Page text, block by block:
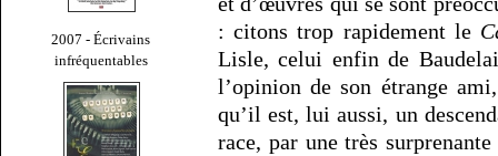
2007 - Écrivains
infréquentables
: citons trop rapidement le
Lisle, celui enfin de
l’opinion de son étrange
qu’il est, lui aussi, un
race, par une très